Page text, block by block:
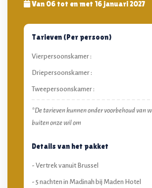
Van 06 tot en met 16 januari 2027
Tarieven (Per persoon)
Vierpersoonskamer :
Driepersoonskamer :
Tweepersoonskamer :
*De tarieven kunnen onder voorbehoud van
buiten onze wil om
Details van het pakket
- Vertrek vanuit Brussel
- 5 nachten in Madinah bij Maden Hotel